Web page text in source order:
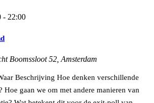
- 22:00
Boomssloot 52, Amsterdam
Beschrijving Hoe denken verschillende
Hoe gaan we om met andere manieren van